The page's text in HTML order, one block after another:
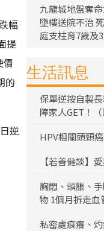
幅
提
價
的
逆
九龍城地盤奪
墮樓送院不治
庭支柱育7歲及
生活訊息
保單逆按自製
障家人GET！（
HPV相關頭頸
【若善健談】
胸悶、頭脹、
物 1個月拆走
私密處痕癢、